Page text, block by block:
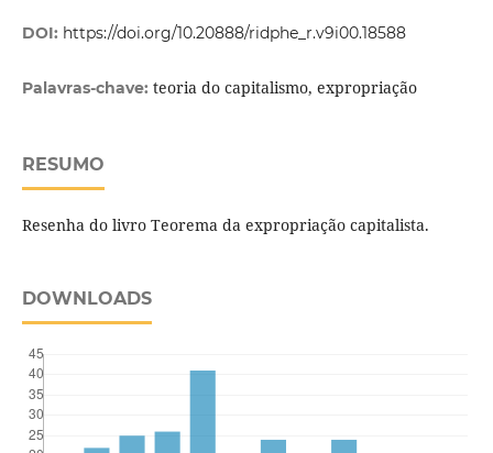
DOI: https://doi.org/10.20888/ridphe_r.v9i00.18588
Palavras-chave: teoria do capitalismo, expropriação
RESUMO
Resenha do livro Teorema da expropriação capitalista.
DOWNLOADS